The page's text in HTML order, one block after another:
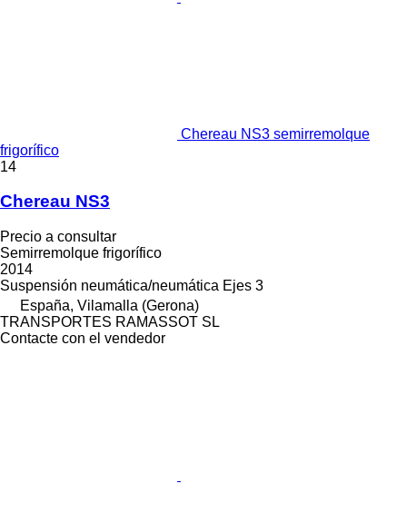
Chereau NS3 semirremolque
frigorífico
14
Chereau NS3
Precio a consultar
Semirremolque frigorífico
2014
Suspensión neumática/neumática Ejes 3
España, Vilamalla (Gerona)
TRANSPORTES RAMASSOT SL
Contacte con el vendedor